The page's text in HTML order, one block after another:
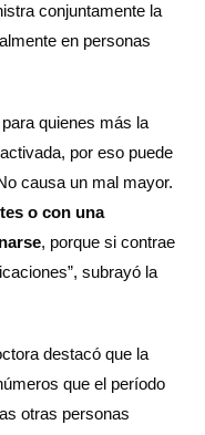
conjuntamente la
en personas
quienes más la
por eso puede
causa un mal mayor.
o con una
, porque si contrae
subrayó la
destacó que la
que el período
otras personas